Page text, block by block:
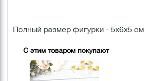
Полный размер фигурки - 5х6х5 см.
С этим товаром покупают